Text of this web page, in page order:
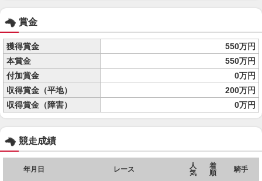
賞金
獲得賞金
550万円
本賞金
550万円
付加賞金
0万円
収得賞金（平地）
200万円
収得賞金（障害）
0万円
競走成績
年月日 レース
人
気
着
順
騎手